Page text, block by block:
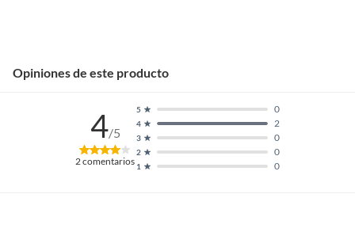
Opiniones de este producto
4/5
2comentarios 1 0
2 0
3 0
4 2
5 0